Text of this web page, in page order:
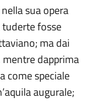
sua opera
tuderte fosse
ma dai
dapprima
come speciale
augurale;